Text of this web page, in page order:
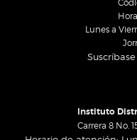
Lunes a
Instituto
Carrera 8 No.